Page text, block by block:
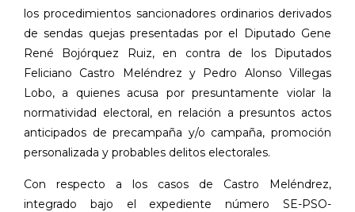
los procedimientos sancionadores ordinarios derivados
de sendas quejas presentadas por el Diputado Gene
René Bojórquez Ruiz, en contra de los Diputados
Feliciano Castro Meléndrez y Pedro Alonso Villegas
Lobo, a quienes acusa por presuntamente violar la
normatividad electoral, en relación a presuntos actos
anticipados de precampaña y/o campaña, promoción
personalizada y probables delitos electorales.
Con respecto a los casos de Castro Meléndrez,
integrado bajo el expediente número SE-PSO-